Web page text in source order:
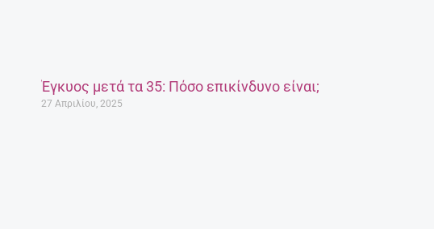
Έγκυος μετά τα 35: Πόσο επικίνδυνο είναι;
27 Απριλίου, 2025